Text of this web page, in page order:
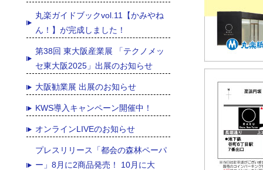
丸楽ガイドブックvol.11【かみやね
ん！】が完成しました！
第38回 東大阪産業展 「テクノメッ
セ東大阪2025」出展のお知らせ
大阪勧業展 出展のお知らせ
KWS導入キャンペーン開催中！
オンラインLIVEのお知らせ
プレスリリース「都会の森林ペーパ
ー」8月に2商品発売！ 10月に大